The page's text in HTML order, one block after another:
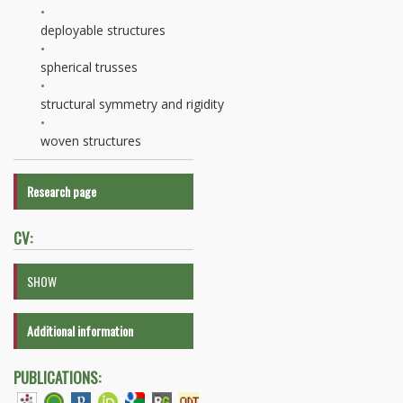
deployable structures
spherical trusses
structural symmetry and rigidity
woven structures
Research page
CV:
SHOW
Additional information
PUBLICATIONS: